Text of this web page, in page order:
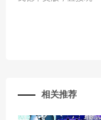
相关推荐